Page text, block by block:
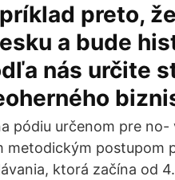
preto,
a bude
nás určite
pódiu určenom pre no-
metodickým postupom
ktorá začína od